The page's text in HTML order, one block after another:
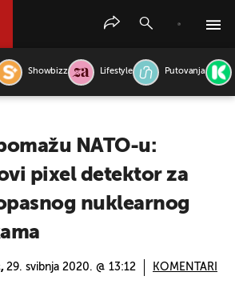
Showbizz Lifestyle Putovanja
NATO-u:
pixel detektor za
nuklearnog
29. svibnja 2020. @ 13:12 KOMENTARI